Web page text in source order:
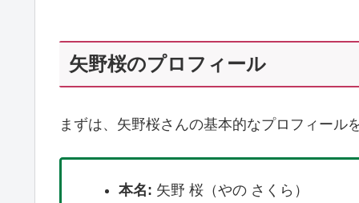
矢野桜のプロフィール
まずは、矢野桜さんの基本的なプロフィール
本名: 矢野 桜（やの さくら）